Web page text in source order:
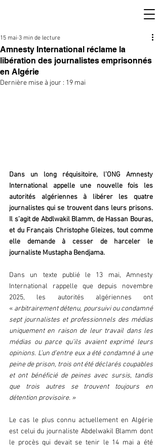
Amnesty International réclame la
libération des journalistes emprisonnés
en Algérie
15 mai 3 min de lecture
Dernière mise à jour : 19 mai
Dans un long réquisitoire, l’ONG Amnesty
International appelle une nouvelle fois les
autorités algériennes à libérer les quatre
journalistes qui se trouvent dans leurs prisons.
Il s’agit de Abdlwakil Blamm, de Hassan Bouras,
et du Français Christophe Gleizes, tout comme
elle demande à cesser de harceler le
journaliste Mustapha Bendjama.
Dans un texte publié le 13 mai, Amnesty
International rappelle que depuis novembre
2025, les autorités algériennes ont
« arbitrairement détenu, poursuivi ou condamné
sept journalistes et professionnels des médias
uniquement en raison de leur travail dans les
médias ou parce qu’ils avaient exprimé leurs
opinions. L’un d’entre eux a été condamné à une
peine de prison, trois ont été déclarés coupables
et ont bénéficié de peines avec sursis, tandis
que trois autres se trouvent toujours en
détention provisoire. »
Le cas le plus connu actuellement en Algérie
est celui du journaliste Abdelwakil Blamm dont
le procès qui devait se tenir le 14 mai a été